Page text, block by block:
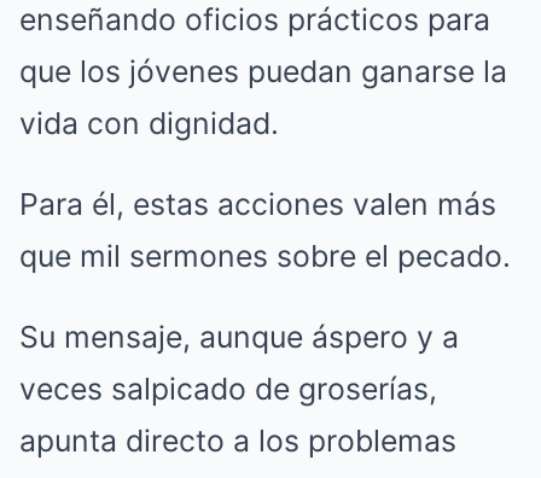
enseñando oficios prácticos para
que los jóvenes puedan ganarse la
vida con dignidad.
Para él, estas acciones valen más
que mil sermones sobre el pecado.
Su mensaje, aunque áspero y a
veces salpicado de groserías,
apunta directo a los problemas